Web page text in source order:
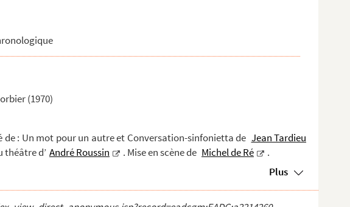
(1970)
de : Un mot pour un autre et Conversation-sinfonietta de Jean Tardieu
théâtre d’ André Roussin . Mise en scène de Michel de Ré
.
Plus